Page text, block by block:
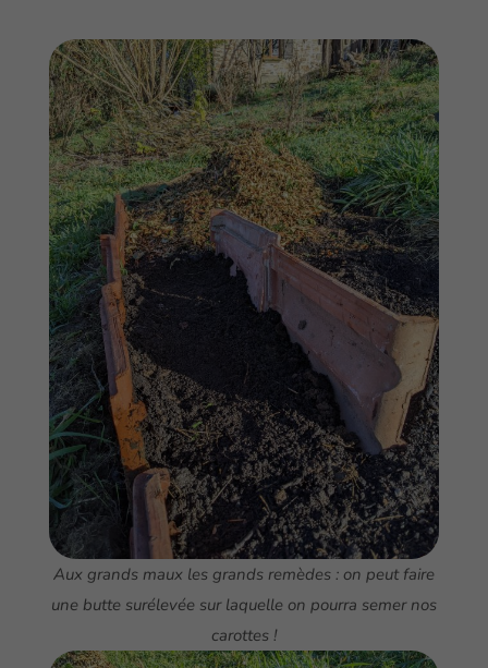
Aux grands maux les grands remèdes : on peut faire
une butte surélevée sur laquelle on pourra semer nos
carottes !